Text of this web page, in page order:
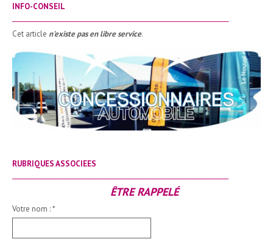
INFO-CONSEIL
Cet article n'existe pas en libre service.
RUBRIQUES ASSOCIEES
ÊTRE RAPPELÉ
Votre nom :*